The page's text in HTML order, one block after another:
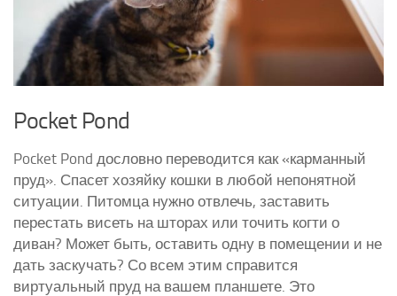
Pocket Pond
Pocket Pond дословно переводится как «карманный
пруд». Спасет хозяйку кошки в любой непонятной
ситуации. Питомца нужно отвлечь, заставить
перестать висеть на шторах или точить когти о
диван? Может быть, оставить одну в помещении и не
дать заскучать? Со всем этим справится
виртуальный пруд на вашем планшете. Это